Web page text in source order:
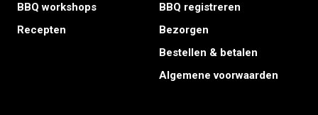
BBQ workshops
Recepten
BBQ registreren
Bezorgen
Bestellen & betalen
Algemene voorwaarden